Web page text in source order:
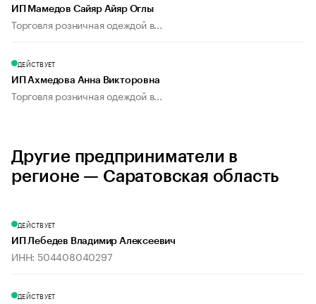
ИП Мамедов Сайяр Айяр Оглы
Торговля розничная одеждой в...
ДЕЙСТВУЕТ
ИП Ахмедова Анна Викторовна
Торговля розничная одеждой в...
Другие предприниматели в
регионе — Саратовская область
ДЕЙСТВУЕТ
ИП Лебедев Владимир Алексеевич
ИНН: 504408040297
ДЕЙСТВУЕТ